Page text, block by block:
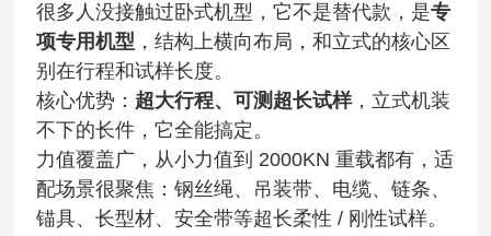
很多人没接触过卧式机型，它不是替代款，是专
项专用机型 ，结构上横向布局，和立式的核心区
别在行程和试样长度。
核心优势： 超大行程、可测超长试样，立式机装
不下的长件，它全能搞定。
力值覆盖广，从小力值到 2000KN 重载都有，适
配场景很聚焦：钢丝绳、吊装带、电缆、链条、
锚具、长型材、安全带等超长柔性 / 刚性试样。